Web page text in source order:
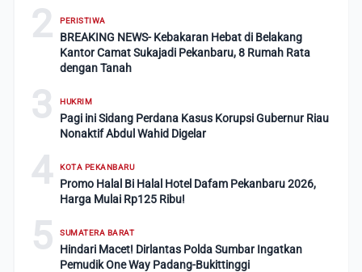
2 PERISTIWA
BREAKING NEWS- Kebakaran Hebat di Belakang
Kantor Camat Sukajadi Pekanbaru, 8 Rumah Rata
dengan Tanah
3 HUKRIM
Pagi ini Sidang Perdana Kasus Korupsi Gubernur Riau
Nonaktif Abdul Wahid Digelar
4 KOTA PEKANBARU
Promo Halal Bi Halal Hotel Dafam Pekanbaru 2026,
Harga Mulai Rp125 Ribu!
5 SUMATERA BARAT
Hindari Macet! Dirlantas Polda Sumbar Ingatkan
Pemudik One Way Padang-Bukittinggi